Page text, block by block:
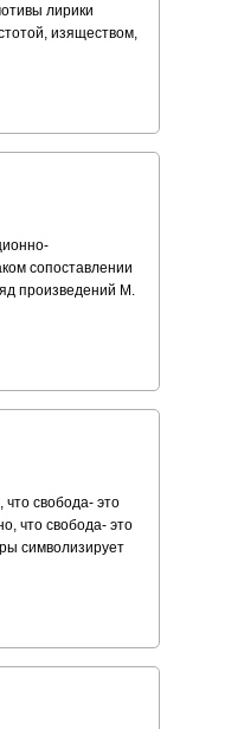
лирики
изяществом,
сопоставлении
произведений М.
свобода- это
что свобода- это
символизирует